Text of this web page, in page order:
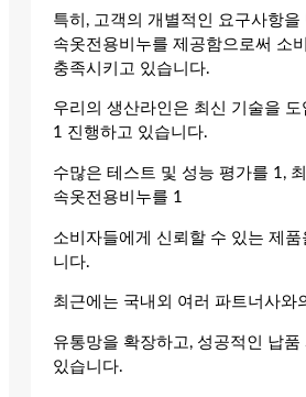
특히, 고객의 개별적인 요구사항을
속옷전용비누를 제공함으로써 소
충족시키고 있습니다.
우리의 생산라인은 최신 기술을
1 진행하고 있습니다.
수많은 테스트 및 성능 평가를 1,
속옷전용비누를 1
소비자들에게 신뢰할 수 있는 제
니다.
최근에는 국내외 여러 파트너사와
유통망을 확장하고, 성공적인 납품
있습니다.